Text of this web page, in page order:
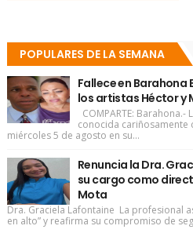
POPULARES DE LA SEMANA
Fallece en Barahona
los artistas Héctor y
COMPARTE:
conocida cariñosamente
miércoles 5 de agosto en su...
Renuncia la Dra.
su cargo como
Mota
Dra. Graciela Lafontaine La profesional
en alto” y reafirma su compromiso de